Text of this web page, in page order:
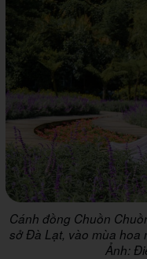
Cánh đồng Chuồn
sở Đà Lạt, vào mùa hoa
Ảnh: